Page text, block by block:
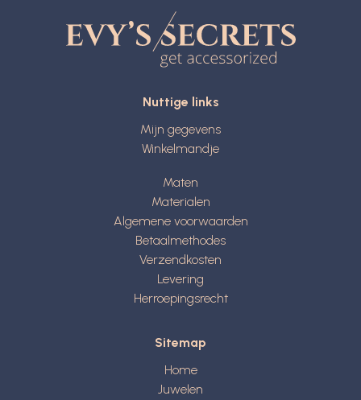
Nuttige links
Mijn gegevens
Winkelmandje
Maten
Materialen
Algemene voorwaarden
Betaalmethodes
Verzendkosten
Levering
Herroepingsrecht
Sitemap
Home
Juwelen